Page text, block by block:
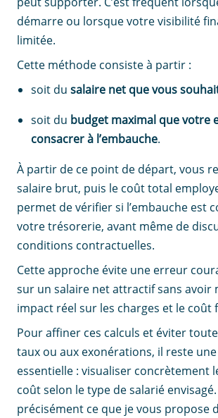
démarre ou lorsque votre visibilité
limitée.
Cette méthode consiste à partir :
soit du salaire net que vous
soit du budget maximal que votre
consacrer à l’embauche.
À partir de ce point de départ, vous
salaire brut, puis le coût total
permet de vérifier si l’embauche est
votre trésorerie, avant même de
conditions contractuelles.
Cette approche évite une erreur
sur un salaire net attractif sans avoir
impact réel sur les charges et le coût
Pour affiner ces calculs et éviter
taux ou aux exonérations, il reste
essentielle : visualiser concrètement
coût selon le type de salarié envisagé.
précisément ce que je vous propose